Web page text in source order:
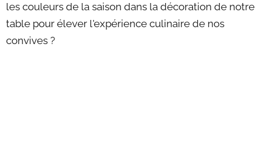
les couleurs de la saison dans la décoration de notre
table pour élever l'expérience culinaire de nos
convives ?